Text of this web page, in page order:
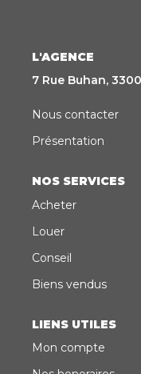
L'AGENCE
7 Rue Buhan,
Nous contacter
Présentation
NOS SERVICES
Acheter
Louer
Conseil
Biens vendus
LIENS UTILES
Mon compte